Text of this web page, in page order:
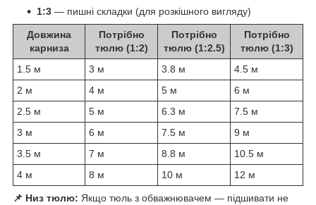
1:3 — пишні складки (для розкішного вигляду)
Довжина
карниза
Потрібно
тюлю (1:2)
Потрібно
тюлю (1:2.5)
Потрібно
тюлю (1:3)
1.5 м
3 м 3.8 м
4.5 м
2 м
4 м 5 м
6 м
2.5 м
5 м 6.3 м
7.5 м
3 м
6 м 7.5 м
9 м
3.5 м
7 м 8.8 м
10.5 м
4 м
8 м 10 м 12 м
📌 Низ тюлю: Якщо тюль з обважнювачем — підшивати не